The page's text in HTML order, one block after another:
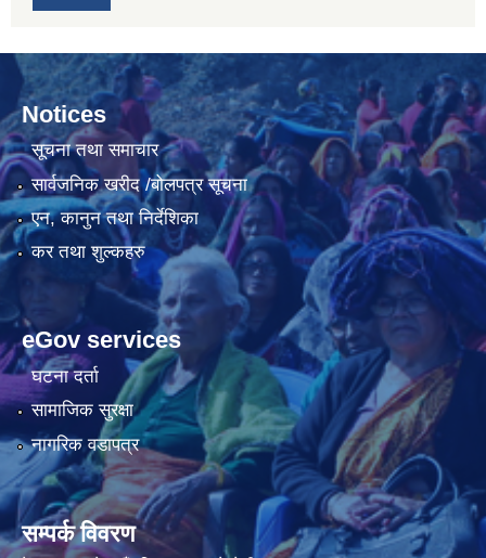
Notices
सूचना तथा समाचार
सार्वजनिक खरीद /बोलपत्र सूचना
एन, कानुन तथा निर्देशिका
कर तथा शुल्कहरु
eGov services
घटना दर्ता
सामाजिक सुरक्षा
नागरिक वडापत्र
सम्पर्क विवरण